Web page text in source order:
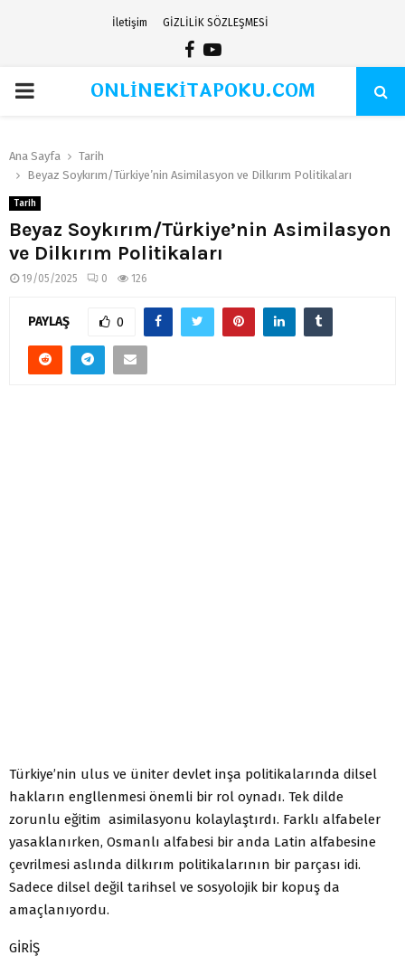
İletişim GİZLİLİK SÖZLEŞMESİ
Facebook
Youtube
PRIMARYONLİNEKİTAPOKU.COM
Ana Sayfa
Tarih
Beyaz Soykırım/Türkiye’nin Asimilasyon ve Dilkırım Politikaları
Tarih
Beyaz Soykırım/Türkiye’nin Asimilasyon
ve Dilkırım Politikaları
19/05/2025 0 126
PAYLAŞ 0
Türkiye’nin ulus ve üniter devlet inşa politikalarında dilsel
hakların engllenmesi önemli bir rol oynadı. Tek dilde
zorunlu eğitim asimilasyonu kolaylaştırdı. Farklı alfabeler
yasaklanırken, Osmanlı alfabesi bir anda Latin alfabesine
çevrilmesi aslında dilkırım politikalarının bir parçası idi.
Sadece dilsel değil tarihsel ve sosyolojik bir kopuş da
amaçlanıyordu.
GİRİŞ